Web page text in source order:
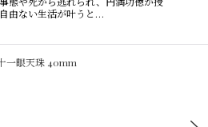
由ない生活が叶うと…
一眼天珠 40mm